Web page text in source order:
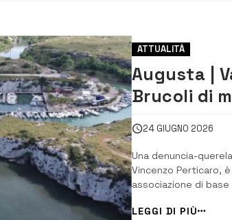
ATTUALITÀ
Augusta |
Brucoli di
presenta
24 GIUGNO 2026
Una denuncia-
Vincenzo Perticaro,
associazione di
sulla presenza e
territorio siciliano. Lo
LEGGI DI PIÙ